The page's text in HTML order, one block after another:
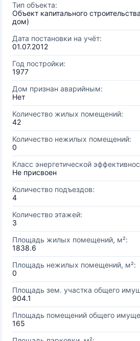
Тип объекта:
Объект капитального
дом)
Дата постановки на учёт:
01.07.2012
Год постройки:
1977
Дом признан аварийным:
Нет
Количество жилых помещений:
42
Количество нежилых помещений:
0
Класс энергетической
Не присвоен
Количество подъездов:
4
Количество этажей:
3
Площадь жилых помещений, м²:
1838.6
Площадь нежилых помещений, м²:
0
Площадь зем. участка общего
904.1
Площадь помещений общего
165